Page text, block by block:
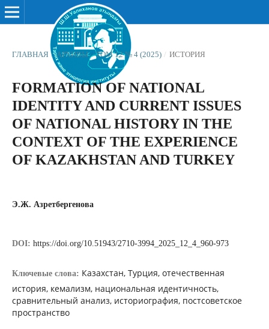
ГЛАВНАЯ / АРХИВЫ / ТОМ 12 № 4 (2025) / ИСТОРИЯ
FORMATION OF NATIONAL
IDENTITY AND CURRENT ISSUES
OF NATIONAL HISTORY IN THE
CONTEXT OF THE EXPERIENCE
OF KAZAKHSTAN AND TURKEY
Э.Ж. Азретбергенова
DOI: https://doi.org/10.51943/2710-3994_2025_12_4_960-973
Ключевые слова: Казахстан, Турция, отечественная
история, кемализм, национальная идентичность,
сравнительный анализ, историография, постсоветское
пространство